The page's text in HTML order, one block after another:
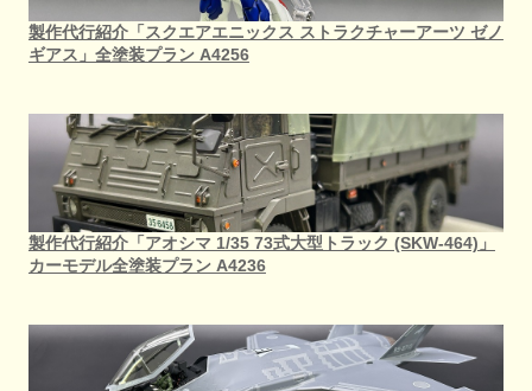
製作代行紹介「スクエアエニックス ストラクチャーアーツ ゼノ
ギアス」全塗装プラン A4256
製作代行紹介「アオシマ 1/35 73式大型トラック (SKW-464)」
カーモデル全塗装プラン A4236